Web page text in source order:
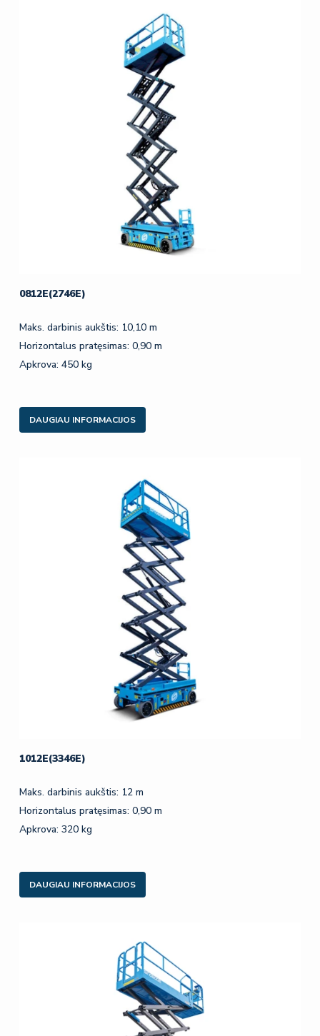
0812E(2746E)
Maks. darbinis aukštis: 10,10 m
Horizontalus pratęsimas: 0,90 m
Apkrova: 450 kg
DAUGIAU INFORMACIJOS
1012E(3346E)
Maks. darbinis aukštis: 12 m
Horizontalus pratęsimas: 0,90 m
Apkrova: 320 kg
DAUGIAU INFORMACIJOS